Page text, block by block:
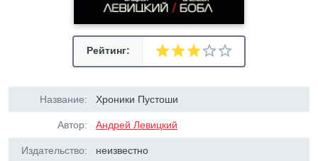
Рейтинг:
Название: Хроники Пустоши
Автор: Андрей Левицкий
Издательство: неизвестно